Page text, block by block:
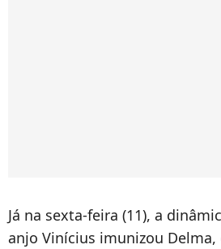
Já na sexta-feira (11), a
anjo Vinícius imunizou Delma,